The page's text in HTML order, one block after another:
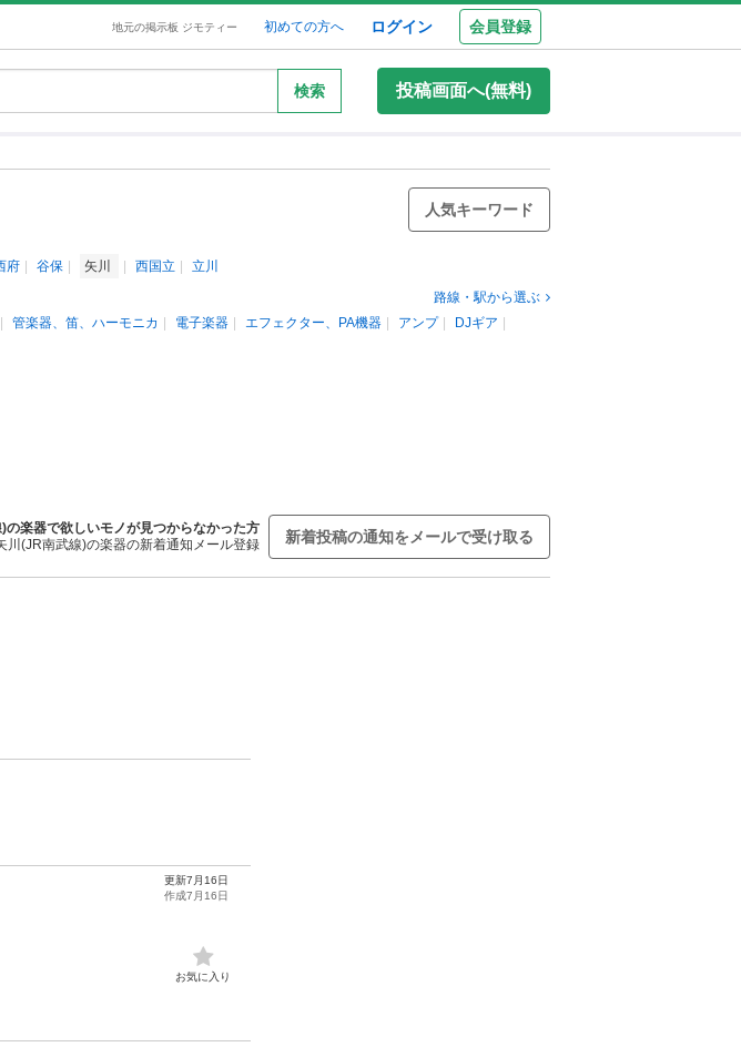
地元の掲示板 ジモティー 初めての方へ ログイン 会員登録
検索 投稿画面へ(無料)
人気キーワード
府 谷保 矢川 西国立
立川
路線・駅から選ぶ
管楽器、笛、ハーモニカ 電子楽器 エフェクター、PA機器 アンプ
DJギア
の楽器で欲しいモノが見つからなかった方
川(JR南武線)の楽器の新着通知メール登録
新着投稿の通知をメールで受け取る
更新7月16日
作成7月16日
お気に入り